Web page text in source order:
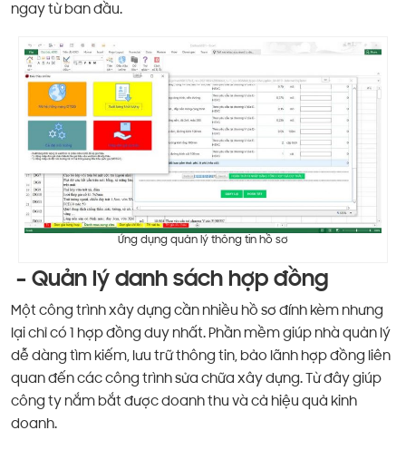
ngay từ ban đầu.
Ứng dụng quản lý thông tin hồ sơ
– Quản lý danh sách hợp đồng
Một công trình xây dựng cần nhiều hồ sơ đính kèm nhưng
lại chỉ có 1 hợp đồng duy nhất. Phần mềm giúp nhà quản lý
dễ dàng tìm kiếm, lưu trữ thông tin, bảo lãnh hợp đồng liên
quan đến các công trình sửa chữa xây dựng. Từ đây giúp
công ty nắm bắt được doanh thu và cả hiệu quả kinh
doanh.